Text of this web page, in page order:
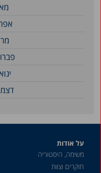
מאי
אפריל
מרץ
ינואר
דצמבר
על אודות
משימה, היסטוריה
חוקרים וצוות